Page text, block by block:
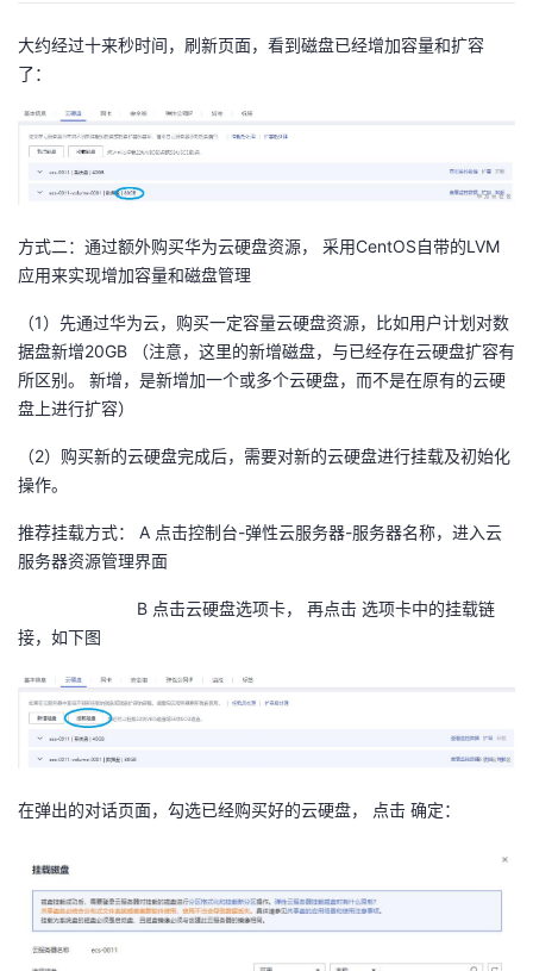
大约经过十来秒时间，刷新页面，看到磁盘已经增加容量和扩容
了：
方式二：通过额外购买华为云硬盘资源， 采用CentOS自带的LVM
应用来实现增加容量和磁盘管理
（1）先通过华为云，购买一定容量云硬盘资源，比如用户计划对数
据盘新增20GB （注意，这里的新增磁盘，与已经存在云硬盘扩容有
所区别。 新增，是新增加一个或多个云硬盘，而不是在原有的云硬
盘上进行扩容）
（2）购买新的云硬盘完成后，需要对新的云硬盘进行挂载及初始化
操作。
推荐挂载方式： A 点击控制台-弹性云服务器-服务器名称，进入云
服务器资源管理界面
B 点击云硬盘选项卡， 再点击 选项卡中的挂载链
接，如下图
在弹出的对话页面，勾选已经购买好的云硬盘， 点击 确定：